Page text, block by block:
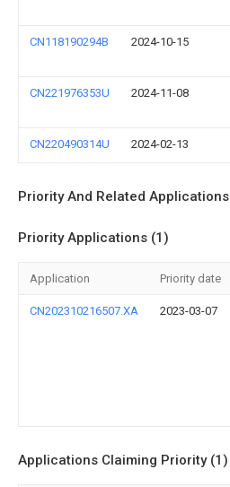
CN118190294B 2024-10-15
CN221976353U 2024-11-08
CN220490314U 2024-02-13
Priority And Related Applications
Priority Applications (1)
Application Priority date
CN202310216507.XA 2023-03-07
Applications Claiming Priority (1)